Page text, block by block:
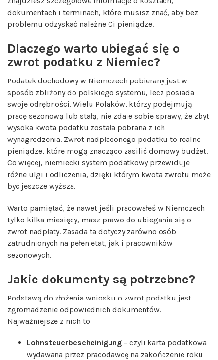
dokumentach i terminach, które musisz znać, aby bez
problemu odzyskać należne Ci pieniądze.
Dlaczego warto ubiegać się o
zwrot podatku z Niemiec?
Podatek dochodowy w Niemczech pobierany jest w
sposób zbliżony do polskiego systemu, lecz posiada
swoje odrębności. Wielu Polaków, którzy podejmują
pracę sezonową lub stałą, nie zdaje sobie sprawy, że zbyt
wysoka kwota podatku została pobrana z ich
wynagrodzenia. Zwrot nadpłaconego podatku to realne
pieniądze, które mogą znacząco zasilić domowy budżet.
Co więcej, niemiecki system podatkowy przewiduje
różne ulgi i odliczenia, dzięki którym kwota zwrotu może
być jeszcze wyższa.
Warto pamiętać, że nawet jeśli pracowałeś w Niemczech
tylko kilka miesięcy, masz prawo do ubiegania się o
zwrot nadpłaty. Zasada ta dotyczy zarówno osób
zatrudnionych na pełen etat, jak i pracowników
sezonowych.
Jakie dokumenty są potrzebne?
Podstawą do złożenia wniosku o zwrot podatku jest
zgromadzenie odpowiednich dokumentów.
Najważniejsze z nich to:
Lohnsteuerbescheinigung – czyli karta podatkowa
wydawana przez pracodawcę na zakończenie roku